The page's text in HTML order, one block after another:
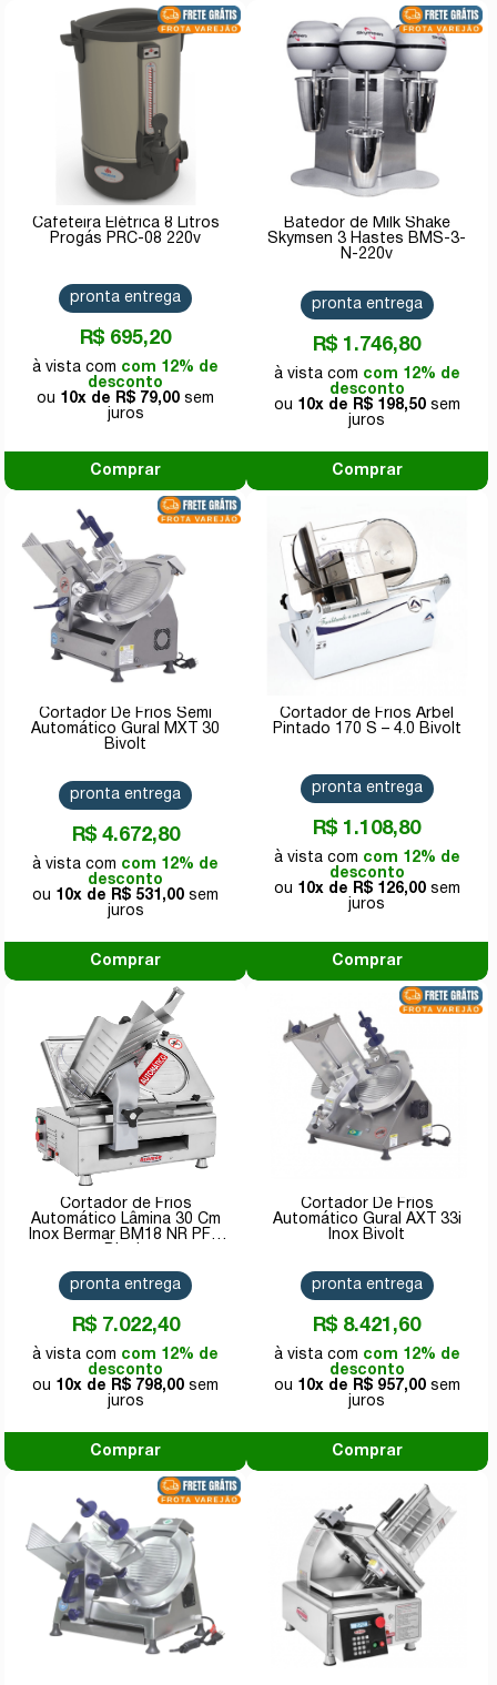
Cafeteira Elétrica 8 Litros
Progás PRC-08 220v
R$ 695,20
com 12% de
desconto
10x de
R$ 79,00
pronta entrega
Comprar
Batedor de Milk Shake
Skymsen 3 Hastes BMS-3-
N-220v
R$ 1.746,80
com 12% de
desconto
10x de
R$ 198,50
pronta entrega
Comprar
Cortador De Frios Semi
Automático Gural MXT 30
Bivolt
R$ 4.672,80
com 12% de
desconto
10x de
R$ 531,00
pronta entrega
Comprar
Cortador de Frios Arbel
Pintado 170 S – 4.0 Bivolt
R$ 1.108,80
com 12% de
desconto
10x de
R$ 126,00
pronta entrega
Comprar
Cortador de Frios
Automático Lâmina 30 Cm
Inox Bermar BM18 NR PF -
R$ 7.022,40
com 12% de
desconto
10x de
R$ 798,00
pronta entrega
Comprar
Cortador De Frios
Automático Gural AXT 33i
Inox Bivolt
R$ 8.421,60
com 12% de
desconto
10x de
R$ 957,00
pronta entrega
Comprar